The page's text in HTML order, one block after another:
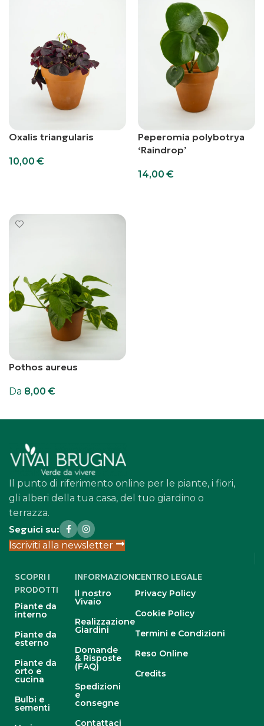
Oxalis triangularis
10,00 €
Peperomia polybotrya
‘Raindrop’
14,00 €
Pothos aureus
Da 8,00 €
Il punto di riferimento online per le piante, i fiori,
gli alberi della tua casa, del tuo giardino o
terrazza.
Seguici su:
Iscriviti alla newsletter
SCOPRI I
PRODOTTI
Piante da
interno
Piante da
esterno
Piante da
orto e
cucina
Bulbi e
sementi
INFORMAZIONI
Il nostro
Vivaio
Realizzazione
Giardini
Domande
& Risposte
(FAQ)
Spedizioni
e
consegne
Contattaci
CENTRO LEGALE
Privacy Policy
Cookie Policy
Termini e Condizioni
Reso Online
Credits